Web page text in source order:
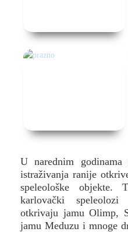
U narednim
istraživanja ranije
speleološke objekte.
karlovački
otkrivaju jamu Olimp,
jamu Meduzu i mnoge